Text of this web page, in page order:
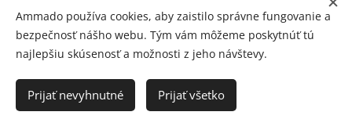
Ammado používa cookies, aby zaistilo správne fungovanie a
bezpečnosť nášho webu. Tým vám môžeme poskytnúť tú
najlepšiu skúsenosť a možnosti z jeho návštevy.
Prijať nevyhnutné Prijať všetko